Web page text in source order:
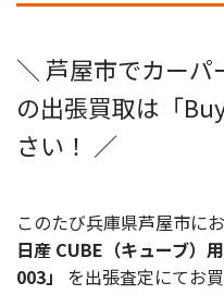
＼ 芦屋市でカー
の出張買取は「
さい！ ／
このたび兵庫県芦屋市に
日産 CUBE（キューブ）
003」
を出張査定にてお